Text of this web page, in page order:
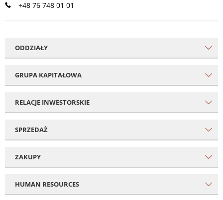
+48 76 748 01 01
ODDZIAŁY
GRUPA KAPITAŁOWA
RELACJE INWESTORSKIE
SPRZEDAŻ
ZAKUPY
HUMAN RESOURCES